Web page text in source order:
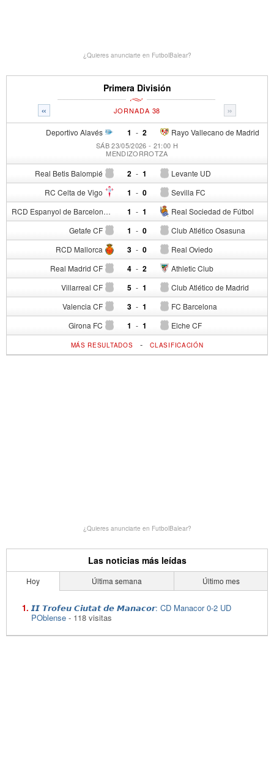
¿Quieres anunciarte en FutbolBalear?
Primera División
« »
JORNADA 38
Deportivo Alavés 1 - Rayo Vallecano de Madrid
2
SÁB 23/05/2026 - 21:00 H
MENDIZORROTZA
Real Betis Balompié 2 - Levante UD
1
RC Celta de Vigo 1 - Sevilla FC
0
RCD Espanyol de Barcelona 1 - Real Sociedad de Fútbol
1
Getafe CF 1 - Club Atlético Osasuna
0
RCD Mallorca 3 - Real Oviedo
0
Real Madrid CF 4 - Athletic Club
2
Villarreal CF 5 - Club Atlético de Madrid
1
Valencia CF 3 - FC Barcelona
1
Girona FC 1 - Elche CF
1
MÁS RESULTADOS -CLASIFICACIÓN
¿Quieres anunciarte en FutbolBalear?
Las noticias más leídas
Hoy Última semana Último mes
𝙄𝙄 𝙏𝙧𝙤𝙛𝙚𝙪 𝘾𝙞𝙪𝙩𝙖𝙩 𝙙𝙚 𝙈𝙖𝙣𝙖𝙘𝙤𝙧: CD Manacor 0-2 UD
POblense - 118 visitas